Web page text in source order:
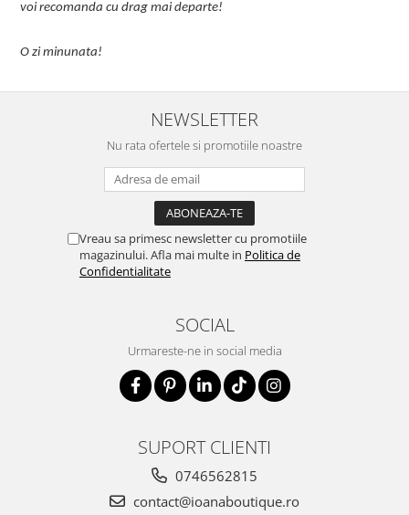
voi recomanda cu drag mai departe!
O zi minunata!
NEWSLETTER
Nu rata ofertele si promotiile noastre
Vreau sa primesc newsletter cu promotiile
magazinului. Afla mai multe in Politica de
Confidentialitate
SOCIAL
Urmareste-ne in social media
SUPORT CLIENTI
0746562815
contact@ioanaboutique.ro